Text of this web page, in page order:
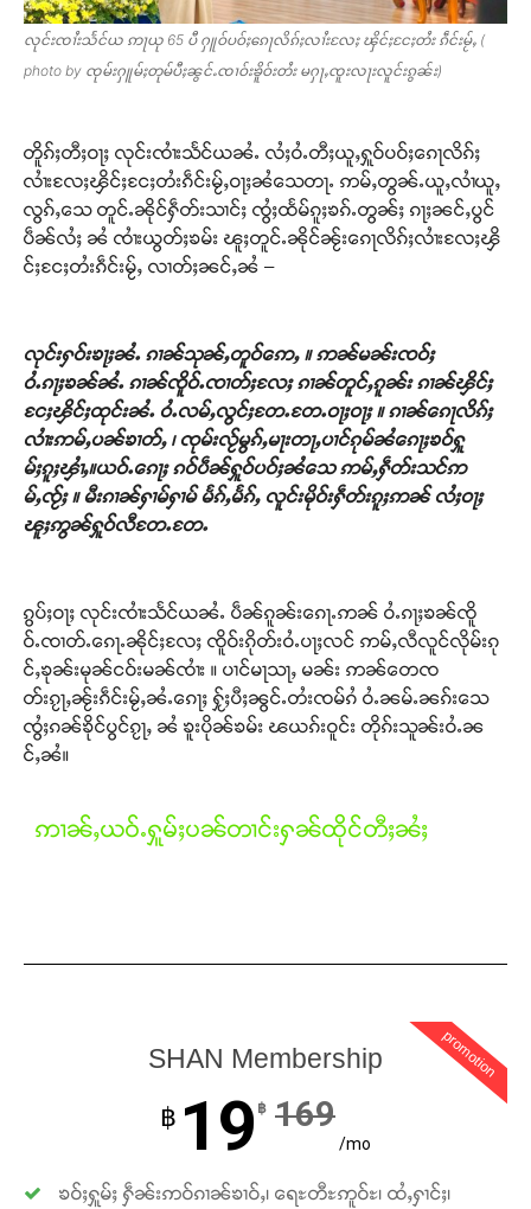
လုင်းၸၢႆးသႅင်ယ ဢႃယု 65 ပီ ႁူဝ်ပဝ်ႈၵေႃလိၵ်ႈလၢႆးလႄႈ ၾိင်ႈငႄႈတႆး ၵဵင်းမႂ်ႇ (
photo by ၸုမ်းႁူမ်ႈတုမ်ပီႈၼွင်ႉၸၢဝ်းၶိူဝ်းတႆး မႁႃႇၸူးလႃးလူင်းၵွၼ်း)
တိူၵ်ႈတီႈဝႃႈ လုင်းၸၢႆးသႅင်ယၼႆႉ လႆႈဝႆႉတီႈယူႇႁူဝ်ပဝ်ႈၵေႃလိၵ်ႈ
လၢႆးလႄႈၾိင်ႈငႄႈတႆးၵဵင်းမႂ်ႇဝႃႈၼႆသေတႃႉ ဢမ်ႇတွၼ်ႉယူႇလၢႆယူႇ
လွၵ်ႇသေ တူင်ႉၼိုင်ႁဵတ်းသၢင်ႈ ၸွႆႈထႅမ်ၵူႈၶၵ်ႉတွၼ်ႈ ၵႃႈၼင်ႇပွင်
ပဵၼ်လႆႈ ၼႆ ၸၢႆးယွတ်ႈၶမ်း ၽူႈတူင်ႉၼိုင်ၼႂ်းၵေႃလိၵ်ႈလၢႆးလႄႈၾိ
င်ႈငႄႈတႆးၵဵင်းမႂ်ႇ လၢတ်ႈၼင်ႇၼႆ –
လုင်းႁဝ်းၶႃႈၼႆႉ ၵၢၼ်သုၼ်ႇတူဝ်ဢေႇ ။ ဢၼ်မၼ်းၸဝ်ႈ
ဝႆႉၵႃႈၶၼ်ၼႆႉ ၵၢၼ်ၸိူဝ်ႉၸၢတ်ႈလႄႈ ၵၢၼ်တူင်ႇၵူၼ်း ၵၢၼ်ၾိင်ႈ
ငႄႈၾိင်ႈထုင်းၼႆႉ ဝႆႉလမ်ႇလွင်ႈတႄႉတႄႉဝႃႈဝႃႈ ။ ၵၢၼ်ၵေႃလိၵ်ႈ
လၢႆးဢမ်ႇပၼ်ၶၢတ်ႇ ၊ ၸုမ်းလႂ်မွၵ်ႇမႃးတႃႇပၢင်ၵုမ်ၼႆၵေႃႈၶဝ်ႁူ
မ်ႈၵူႈၾၢႆႇ။ယဝ်ႉၵေႃႈ ၵဝ်ပဵၼ်ႁူဝ်ပဝ်ႈၼႆသေ ဢမ်ႇႁဵတ်းသင်ဢ
မ်ႇၸႂ်ႈ ။ မီးၵၢၼ်ႁၢမ်ႁၢမ် မႅၵ်ႇမႅၵ်ႇ လူင်းမိုဝ်းႁဵတ်းၵူႈဢၼ် လႆႈဝႃႈ
ၽူႈဢွၼ်ႁူဝ်လီတႄႉတႄႉ
ၵွပ်ႈဝႃႈ လုင်းၸၢႆးသႅင်ယၼႆႉ ပဵၼ်ၵူၼ်းၵေႃႉဢၼ် ဝႆႉၵႃႈၶၼ်ၸိူ
ဝ်ႉၸၢတ်ႉၵေႃႉၼိုင်ႈလႄႈ ၸိူဝ်းၵိုတ်းဝႆႉပႃႈလင် ဢမ်ႇလီလူင်လိုမ်းၵု
င်ႇၶုၼ်းမုၼ်ငဝ်းမၼ်ၸၢႆး ။ ပၢင်မႃသႃႇ မၼ်း ဢၼ်တေၸ
တ်းၵႂႃႇၼႂ်းၵဵင်းမႂ်ႇၼႆႉၵေႃႈ ႁႂ်ႈပီႈၼွင်ႉတႆးၸမ်ၵႆ ဝႆႉၼမ်ႉၼၵ်းသေ
ၸွႆႈၵၼ်ၶိုင်ပွင်ၵႂႃႇ ၼႆ ၶူးပိုၼ်ၶမ်း ၽယၵ်းဝူင်း တိုၵ်းသူၼ်းဝႆႉၼ
င်ႇၼႆ။
ဢၢၼ်ႇယဝ်ႉႁူမ်ႈပၼ်တၢင်းႁၼ်ထိုင်တီႈၼႆႈ
promotion
SHAN Membership
฿ 19 ฿ 169
/mo
ၶဝ်ႈႁူမ်ႈ ႁဵၼ်းဢဝ်ၵၢၼ်ၶၢဝ်ႇ၊ ရေႊတီႊဢူဝ်ႊ၊ ထႆႇႁၢင်ႈ၊